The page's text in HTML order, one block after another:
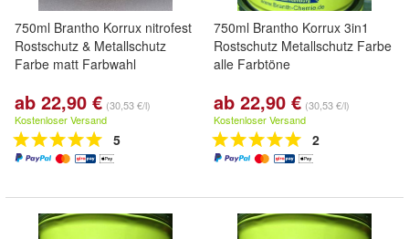
750ml Brantho Korrux nitrofest
Rostschutz & Metallschutz
Farbe matt Farbwahl
ab 22,90 € (30,53 €/l)
Kostenloser Versand
5
750ml Brantho Korrux 3in1
Rostschutz Metallschutz Farbe
alle Farbtöne
ab 22,90 € (30,53 €/l)
Kostenloser Versand
2